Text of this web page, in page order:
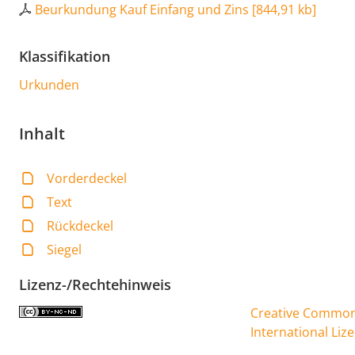
Beurkundung Kauf Einfang und Zins [844,91 kb]
Klassifikation
Urkunden
Inhalt
Vorderdeckel
Text
Rückdeckel
Siegel
Lizenz-/Rechtehinweis
Creative
International